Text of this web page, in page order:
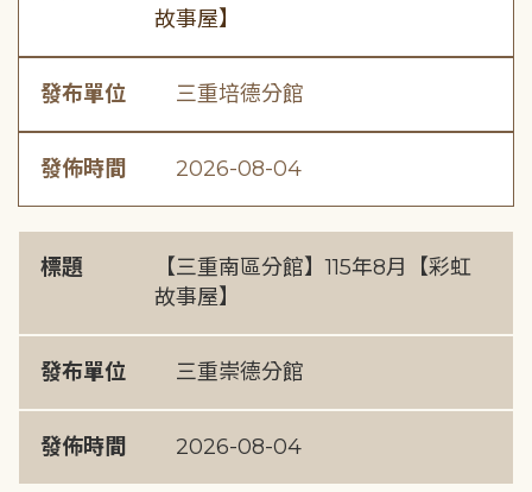
故事屋】
發布單位 三重培德分館
發佈時間 2026-08-04
標題
【三重南區分館】115年8月【彩虹
故事屋】
發布單位 三重崇德分館
發佈時間 2026-08-04